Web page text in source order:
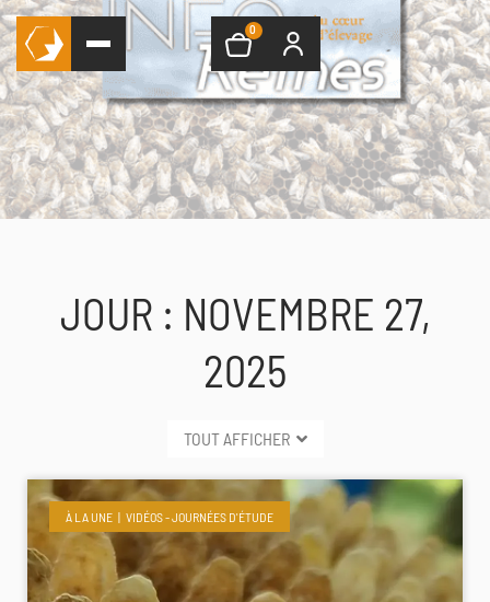
0
JOUR : NOVEMBRE 27,
2025
TOUT AFFICHER
À LA UNE VIDÉOS - JOURNÉES D'ÉTUDE